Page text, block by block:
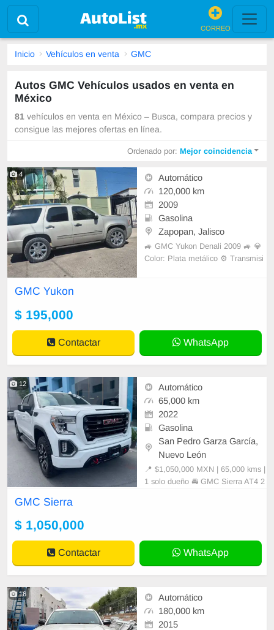
CORREO
Inicio Vehículos en venta GMC
Autos GMC Vehículos usados en venta en
México
81 vehículos en venta en México – Busca, compara precios y
consigue las mejores ofertas en línea.
Ordenado por:Mejor coincidencia
4
Automático
120,000 km
2009
Gasolina
Zapopan, Jalisco
🚙 GMC Yukon Denali 2009 🚙 💎
Color: Plata metálico ⚙️ Transmisi
GMC Yukon
$ 195,000
Contactar WhatsApp
12
Automático
65,000 km
2022
Gasolina
San Pedro Garza García,
Nuevo León
📍 $1,050,000 MXN | 65,000 kms |
1 solo dueño 🚘 GMC Sierra AT4 2
T4. 🔹 Servicios al día y en ex
GMC Sierra
$ 1,050,000
Contactar WhatsApp
16
Automático
180,000 km
2015